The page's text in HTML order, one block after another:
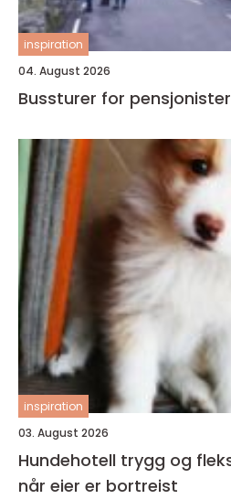
inspiration
04. August 2026
Bussturer for pensjonister
inspiration
03. August 2026
Hundehotell trygg og fleksibel pass av hund
når eier er bortreist